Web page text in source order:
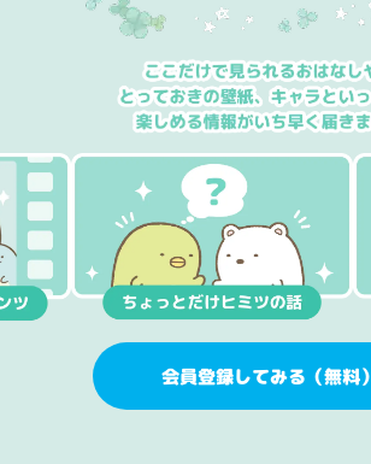
会員登録してみる（無料）